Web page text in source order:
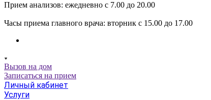
Прием анализов: ежедневно с 7.00 до 20.00
Часы приема главного врача: вторник с 15.00 до 17.00
Вызов на дом
Записаться на прием
Личный кабинет
Услуги